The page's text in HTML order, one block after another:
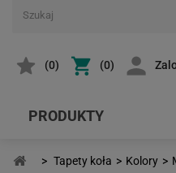
(0) (0)
PRODUKTY
> Tapety koła > Kolory >